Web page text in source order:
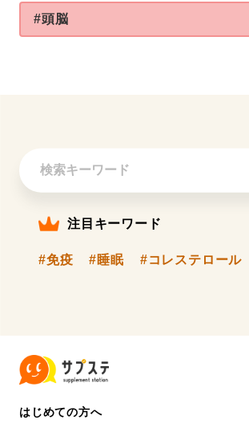
#頭脳
注目キーワード
#免疫 #睡眠 #コレステロール
はじめての方へ